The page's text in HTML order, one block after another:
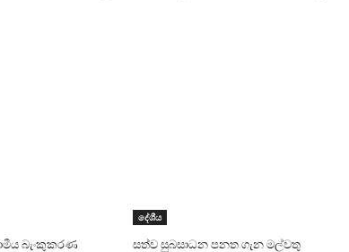
බැංකුකරණ
දේශීය
සත්ව සුබසාධන පනත ගැන මල්වතු